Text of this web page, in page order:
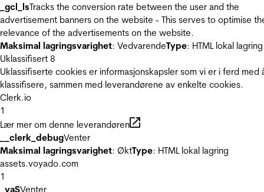
_gcl_lsTracks the conversion rate between the user and the
advertisement banners on the website - This serves to optimise
relevance of the advertisements on the website.
Maksimal lagringsvarighet: VedvarendeType: HTML lokal lagring
Uklassifisert 8
Uklassifiserte cookies er informasjonskapsler som vi er i ferd med
klassifisere, sammen med leverandørene av enkelte cookies.
Clerk.io
1
Lær mer om denne leverandøren
__clerk_debugVenter
Maksimal lagringsvarighet: ØktType: HTML lokal lagring
assets.voyado.com
1
_vaSVenter